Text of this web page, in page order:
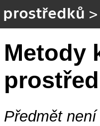
prostředků >
Metody
Předmět